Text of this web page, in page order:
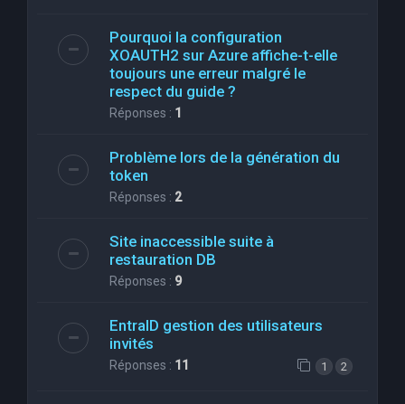
Pourquoi la configuration
XOAUTH2 sur Azure affiche-t-elle
toujours une erreur malgré le
respect du guide ?
Réponses : 1
Problème lors de la génération du
token
Réponses : 2
Site inaccessible suite à
restauration DB
Réponses : 9
EntraID gestion des utilisateurs
invités
Réponses : 11 1 2